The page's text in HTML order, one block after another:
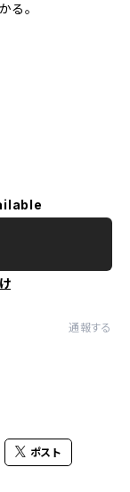
る。
通報する
ポスト